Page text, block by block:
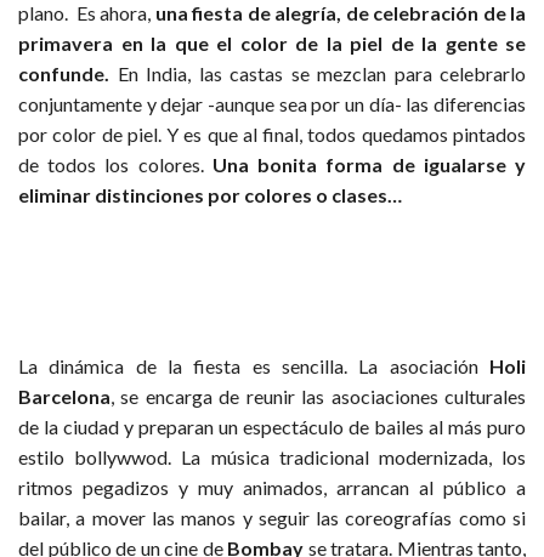
plano. Es ahora, una fiesta de alegría, de celebración de la
primavera en la que el color de la piel de la gente se
confunde. En India, las castas se mezclan para celebrarlo
conjuntamente y dejar -aunque sea por un día- las diferencias
por color de piel. Y es que al final, todos quedamos pintados
de todos los colores. Una bonita forma de igualarse y
eliminar distinciones por colores o clases…
La dinámica de la fiesta es sencilla. La asociación Holi
Barcelona, se encarga de reunir las asociaciones culturales
de la ciudad y preparan un espectáculo de bailes al más puro
estilo bollywwod. La música tradicional modernizada, los
ritmos pegadizos y muy animados, arrancan al público a
bailar, a mover las manos y seguir las coreografías como si
del público de un cine de Bombay se tratara. Mientras tanto,